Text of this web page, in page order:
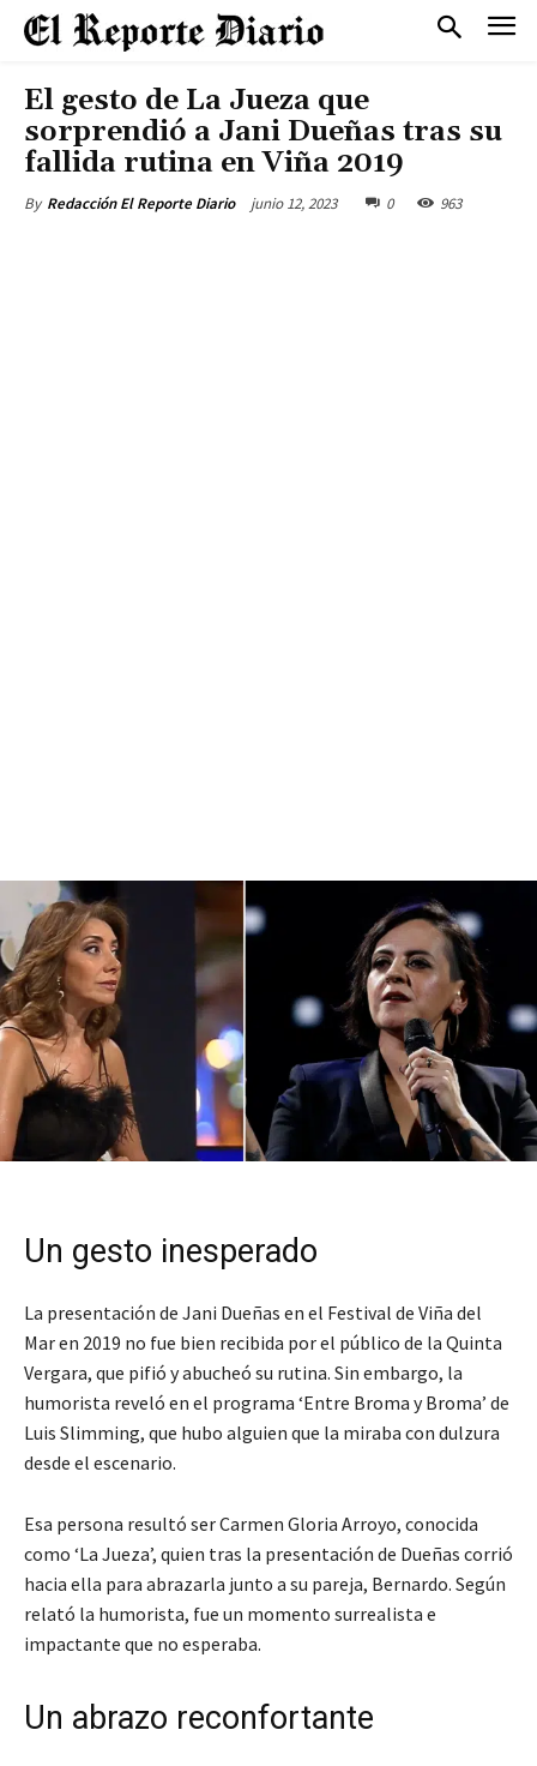
El gesto de La Jueza que
sorprendió a Jani Dueñas tras su
fallida rutina en Viña 2019
By Redacción El Reporte Diario junio 12, 2023 0 963
Un gesto inesperado
La presentación de Jani Dueñas en el Festival de Viña del
Mar en 2019 no fue bien recibida por el público de la Quinta
Vergara, que pifió y abucheó su rutina. Sin embargo, la
humorista reveló en el programa ‘Entre Broma y Broma’ de
Luis Slimming, que hubo alguien que la miraba con dulzura
desde el escenario.
Esa persona resultó ser Carmen Gloria Arroyo, conocida
como ‘La Jueza’, quien tras la presentación de Dueñas corrió
hacia ella para abrazarla junto a su pareja, Bernardo. Según
relató la humorista, fue un momento surrealista e
impactante que no esperaba.
Un abrazo reconfortante